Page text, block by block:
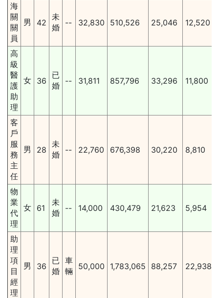
海
關
關
員
男 42
未
婚
-- 32,830 510,526 25,046 12,520
高
級
醫
護
助
理
女 36
已
婚
-- 31,811 857,796 33,296 11,800
客
戶
服
務
主
任
男 28
未
婚
-- 22,760 676,398 30,220 8,810
物
業
代
理
女 61
未
婚
-- 14,000 430,479 21,623 5,954
助
理
項
目
經
理
男 36
已
婚
車
輛
50,000 1,783,065 88,257 22,938